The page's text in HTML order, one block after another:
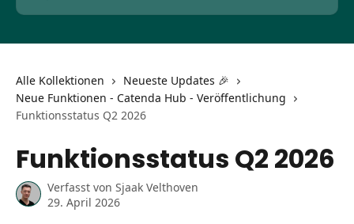
Alle Kollektionen
Neueste Updates 🎉
Neue Funktionen - Catenda Hub - Veröffentlichung
Funktionsstatus Q2 2026
Funktionsstatus Q2 2026
Verfasst von Sjaak Velthoven
29. April 2026